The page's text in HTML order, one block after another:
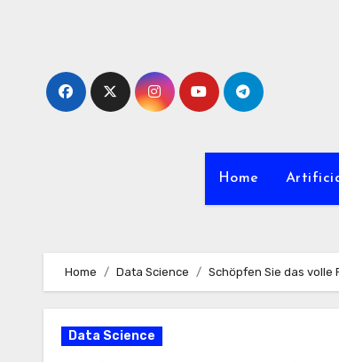
Home
Home Data Science Schöpfen Sie das
Data Science